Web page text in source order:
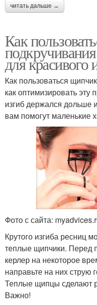
читать дальше →
Как
для красивого
Как пользоваться
как оптимизировать эту
изгиб держался дольше
вам помогут маленькие
Фото с сайта:
Крутого изгиба ресниц
теплые щипчики. Перед
керлер на некоторое
направьте на них струю
Теплые щипцы сделают
Важно!